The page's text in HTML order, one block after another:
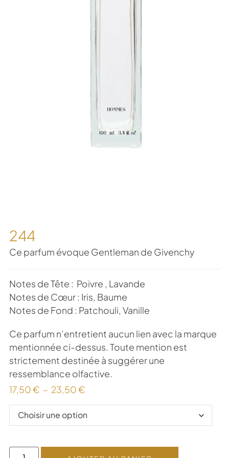
244
Ce parfum évoque Gentleman de Givenchy
Notes de Tête : Poivre , Lavande
Notes de Cœur : Iris, Baume
Notes de Fond : Patchouli, Vanille
Ce parfum n’entretient aucun lien avec la marque
mentionnée ci-dessus. Toute mention est
strictement destinée à suggérer une
ressemblance olfactive.
17,50€ – 23,50€